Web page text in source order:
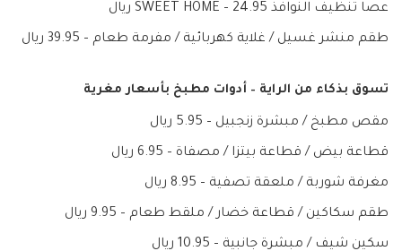
عصا تنظيف النوافذ SWEET HOME – 24.95 ريال
طقم منشر غسيل / غلاية كهربائية / مفرمة طعام – 39.95 ريال
تسوق بذكاء من الراية – أدوات مطبخ بأسعار مغرية
مقص مطبخ / مبشرة زنجبيل – 5.95 ريال
قطاعة بيض / قطاعة بيتزا / مصفاة – 6.95 ريال
مغرفة شوربة / ملعقة تصفية – 8.95 ريال
طقم سكاكين / قطاعة خضار / ملقط طعام – 9.95 ريال
سكين شيف / مبشرة جانبية – 10.95 ريال